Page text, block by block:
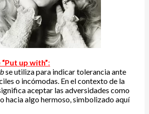
up with”:
se utiliza para indicar tolerancia ante
o incómodas. En el contexto de la
aceptar las adversidades como
hacia algo hermoso, simbolizado aquí